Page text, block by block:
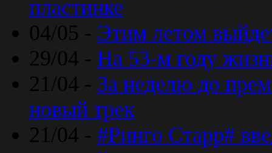
пластинке
04/05 - Этим летом
29/04 - На 53-м году
21/04 - За неделю до
новый трек
21/04 - #Ринго Старр#